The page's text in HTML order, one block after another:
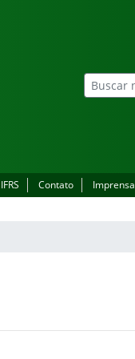
Contato Imprensa